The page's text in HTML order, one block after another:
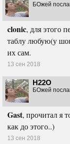
БОжей
clonic, для этого
таблу любую(у
их сам.
13 сен 2018
H22O
БОжей
Gast, прочитал я
как до этого..)
13 сен 2018